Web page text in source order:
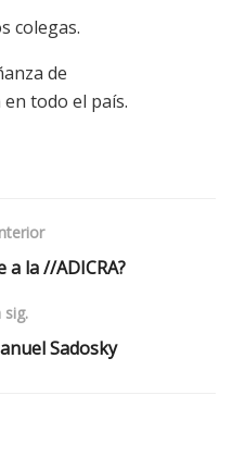
colegas.
de
todo el país.
a la //ADICRA?
sig.
Sadosky